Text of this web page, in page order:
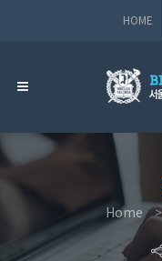
HOME
Home